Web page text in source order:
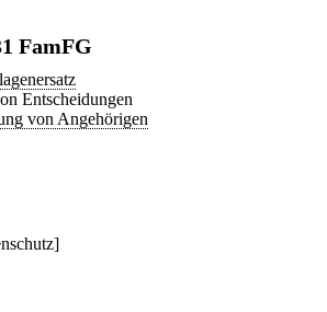
FamFG
Entscheidungen
von Angehörigen
]